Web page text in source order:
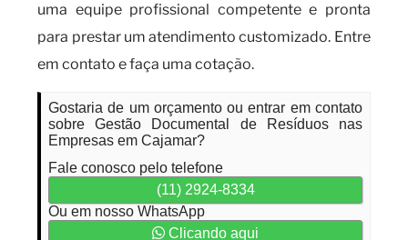
uma equipe profissional competente e pronta
para prestar um atendimento customizado. Entre
em contato e faça uma cotação.
Gostaria de um orçamento ou entrar em contato
sobre Gestão Documental de Resíduos nas
Empresas em Cajamar?
Fale conosco pelo telefone
(11) 2924-8334
Ou em nosso WhatsApp
Clicando aqui